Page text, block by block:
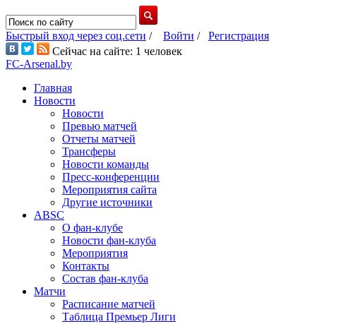
Быстрый вход через соц.сети / Войти / Регистрация
Сейчас на сайте: 1 человек
FC-Arsenal.by
Главная
Новости
Новости
Превью матчей
Отчеты матчей
Трансферы
Новости команды
Пресс-конференции
Мероприятия сайта
Другие источники
ABSC
О фан-клубе
Новости фан-клуба
Мероприятия
Контакты
Состав фан-клуба
Матчи
Расписание матчей
Таблица Премьер Лиги